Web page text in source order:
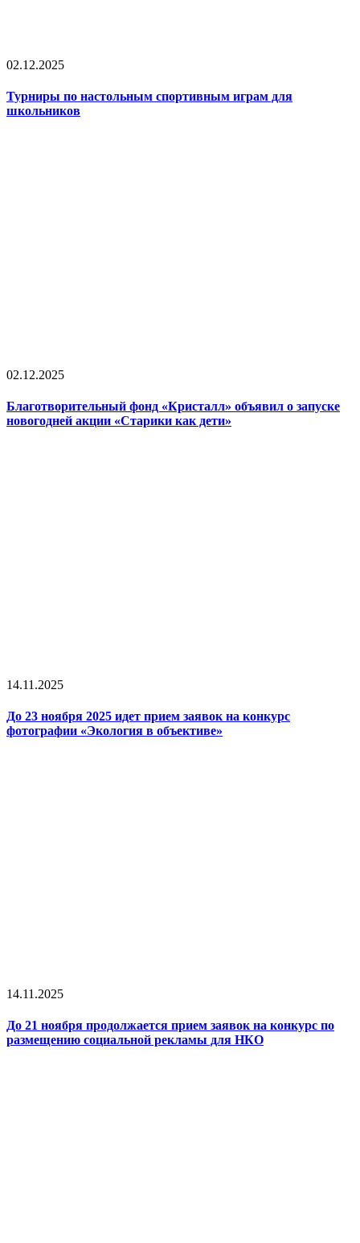
02.12.2025
Турниры по настольным спортивным играм для
школьников
02.12.2025
Благотворительный фонд «Кристалл» объявил о запуске
новогодней акции «Старики как дети»
14.11.2025
До 23 ноября 2025 идет прием заявок на конкурс
фотографии «Экология в объективе»
14.11.2025
До 21 ноября продолжается прием заявок на конкурс по
размещению социальной рекламы для НКО